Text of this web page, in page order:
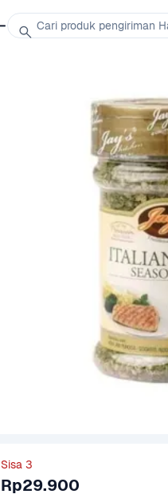
Sisa 3
Rp29.900
Cari produk pengiriman